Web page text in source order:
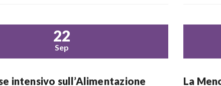
22
Sep
intensivo sull’Alimentazione
La